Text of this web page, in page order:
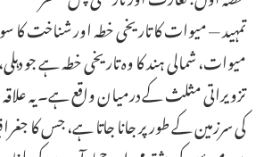
تمہید — میوات کا تاریخی خطہ اور شناخت کا
میوات، شمالی ہند کا وہ تاریخی خطہ ہے جو
تزویراتی مثلث کے درمیان واقع ہے۔ یہ
کی سرزمین کے طور پر جانا جاتا ہے، جس کا